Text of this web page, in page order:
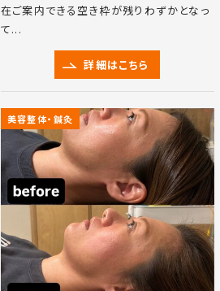
在ご案内できる空き枠が残りわずかとなっ
て...
詳細はこちら
美容整体・鍼灸